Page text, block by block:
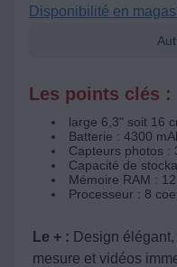
Disponibilité en
Les points clés :
large 6,3" soit 16
Batterie : 4300
Capteurs photos :
Capacité de
Mémoire RAM :
Processeur : 8
Le + : Design
mesure et vidéos